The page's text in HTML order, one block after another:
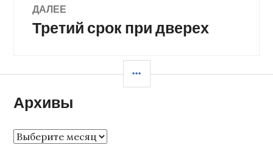
ДАЛЕЕ
Следующая
запись:
Третий срок при дверех
КОЛОНКА
Архивы
Архивы